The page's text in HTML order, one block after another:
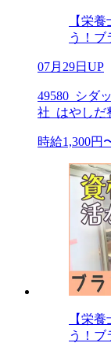
【栄
う！
07月29日UP
49580_シダ
社_はやしだ
時給1,300円
【栄
う！